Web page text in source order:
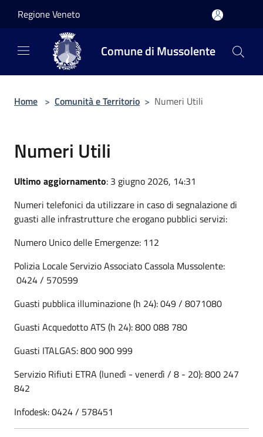
Regione Veneto
Comune di Mussolente
Home > Comunità e Territorio > Numeri Utili
Numeri Utili
Ultimo aggiornamento: 3 giugno 2026, 14:31
Numeri telefonici da utilizzare in caso di segnalazione di
guasti alle infrastrutture che erogano pubblici servizi:
Numero Unico delle Emergenze: 112
Polizia Locale Servizio Associato Cassola Mussolente:
0424 / 570599
Guasti pubblica illuminazione (h 24): 049 / 8071080
Guasti Acquedotto ATS (h 24): 800 088 780
Guasti ITALGAS: 800 900 999
Servizio Rifiuti ETRA (lunedì - venerdì / 8 - 20): 800 247
842
Infodesk: 0424 / 578451